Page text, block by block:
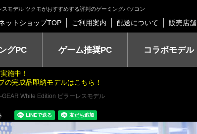
モデル ツクモがおすすめする評判のゲーミングパソコン
ットショップTOP ご利用案内 配送について 販売店舗
グPC ゲーム推奨PC コラボモデル
施中！
完成品即納モデルはこちら！
GEAR White Edition ピラーレスモデル